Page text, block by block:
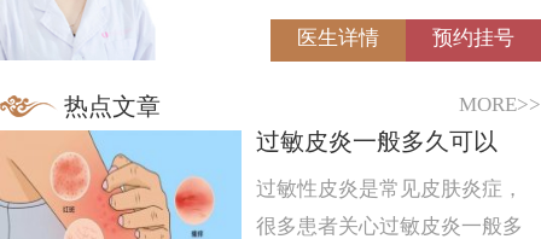
医生详情 预约挂号
热点文章 MORE>>
过敏皮炎一般多久可以
过敏性皮炎是常见皮肤炎症，
很多患者关心过敏皮炎一般多